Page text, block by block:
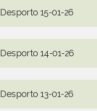
15-01-26
14-01-26
13-01-26